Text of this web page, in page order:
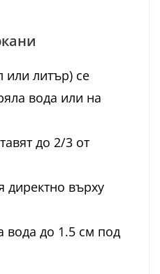
или литър) се
вода или на
до 2/3 от
директно върху
вода до 1.5 см под